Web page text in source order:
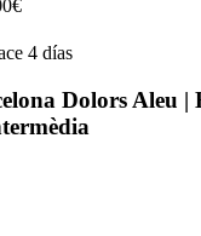
4 días
Dolors Aleu |